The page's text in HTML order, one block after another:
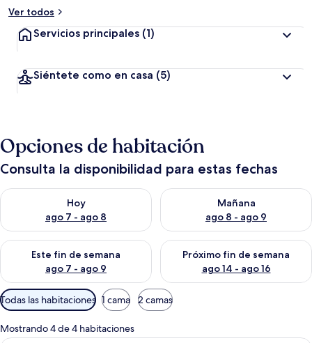
Ver todos
Servicios principales (1)
Siéntete como en casa (5)
Opciones de habitación
Consulta la disponibilidad para estas fechas
Hoy
ago 7 - ago 8
Consulta la disponibilidad para hoy ago 7 - ago 8
Mañana
ago 8 - ago 9
Consulta la disponibilidad
Este fin de semana
ago 7 - ago 9
Consulta la disponibilidad para este fin de semana ago 7 -
Próximo fin de semana
ago 14 - ago 16
Consulta la disponibilidad
Filtros
disponibles
para
las
Todas las habitaciones 1 cama 2 camas
Mostrando 4 de 4 habitaciones